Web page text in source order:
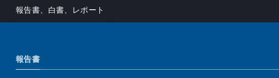
報告書、白書、レポート
報告書